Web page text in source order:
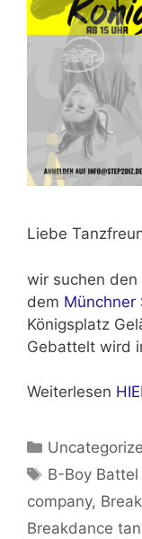
Liebe
wir suchen den
dem Münchner
Königsplatz
Gebattelt wird
Weiterlesen
Kategorien
Schlagwörter
B-Boy
company,
Breakdance